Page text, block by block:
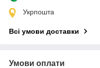
Укрпошта
Всі умови доставки
Умови оплати